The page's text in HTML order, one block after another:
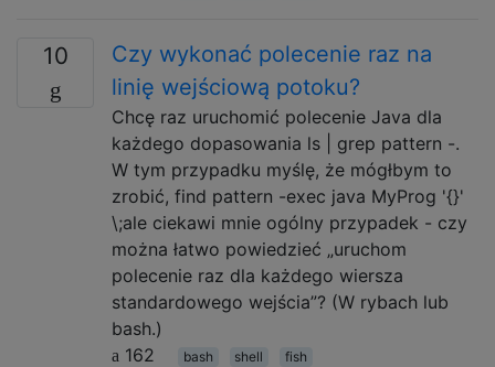
10
Czy wykonać polecenie raz na
linię wejściową potoku?
Chcę raz uruchomić polecenie Java dla
każdego dopasowania ls | grep pattern -.
W tym przypadku myślę, że mógłbym to
zrobić, find pattern -exec java MyProg '{}'
\;ale ciekawi mnie ogólny przypadek - czy
można łatwo powiedzieć „uruchom
polecenie raz dla każdego wiersza
standardowego wejścia”? (W rybach lub
bash.)
162
bash shell fish